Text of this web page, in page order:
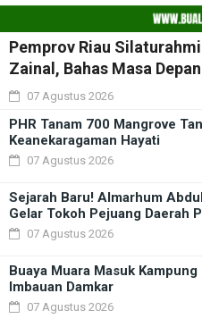
Pemprov Riau
Zainal, Bahas Masa
07 Agustus 2026
PHR Tanam 700 Mangrove
Keanekaragaman Hayati
07 Agustus 2026
Sejarah Baru! Almarhum
Gelar Tokoh Pejuang Daerah
07 Agustus 2026
Buaya Muara Masuk
Imbauan Damkar
07 Agustus 2026